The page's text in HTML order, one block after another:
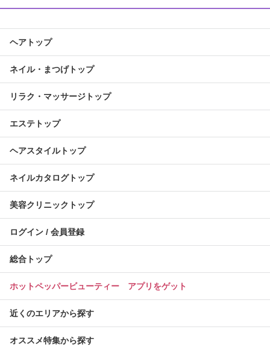
ヘアトップ
ネイル・まつげトップ
リラク・マッサージトップ
エステトップ
ヘアスタイルトップ
ネイルカタログトップ
美容クリニックトップ
ログイン / 会員登録
総合トップ
ホットペッパービューティー アプリをゲット
近くのエリアから探す
オススメ特集から探す